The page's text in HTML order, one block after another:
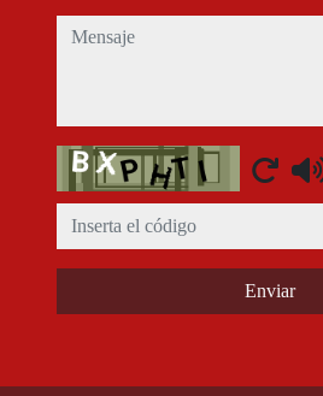
mensaje
Captcha
Enviar